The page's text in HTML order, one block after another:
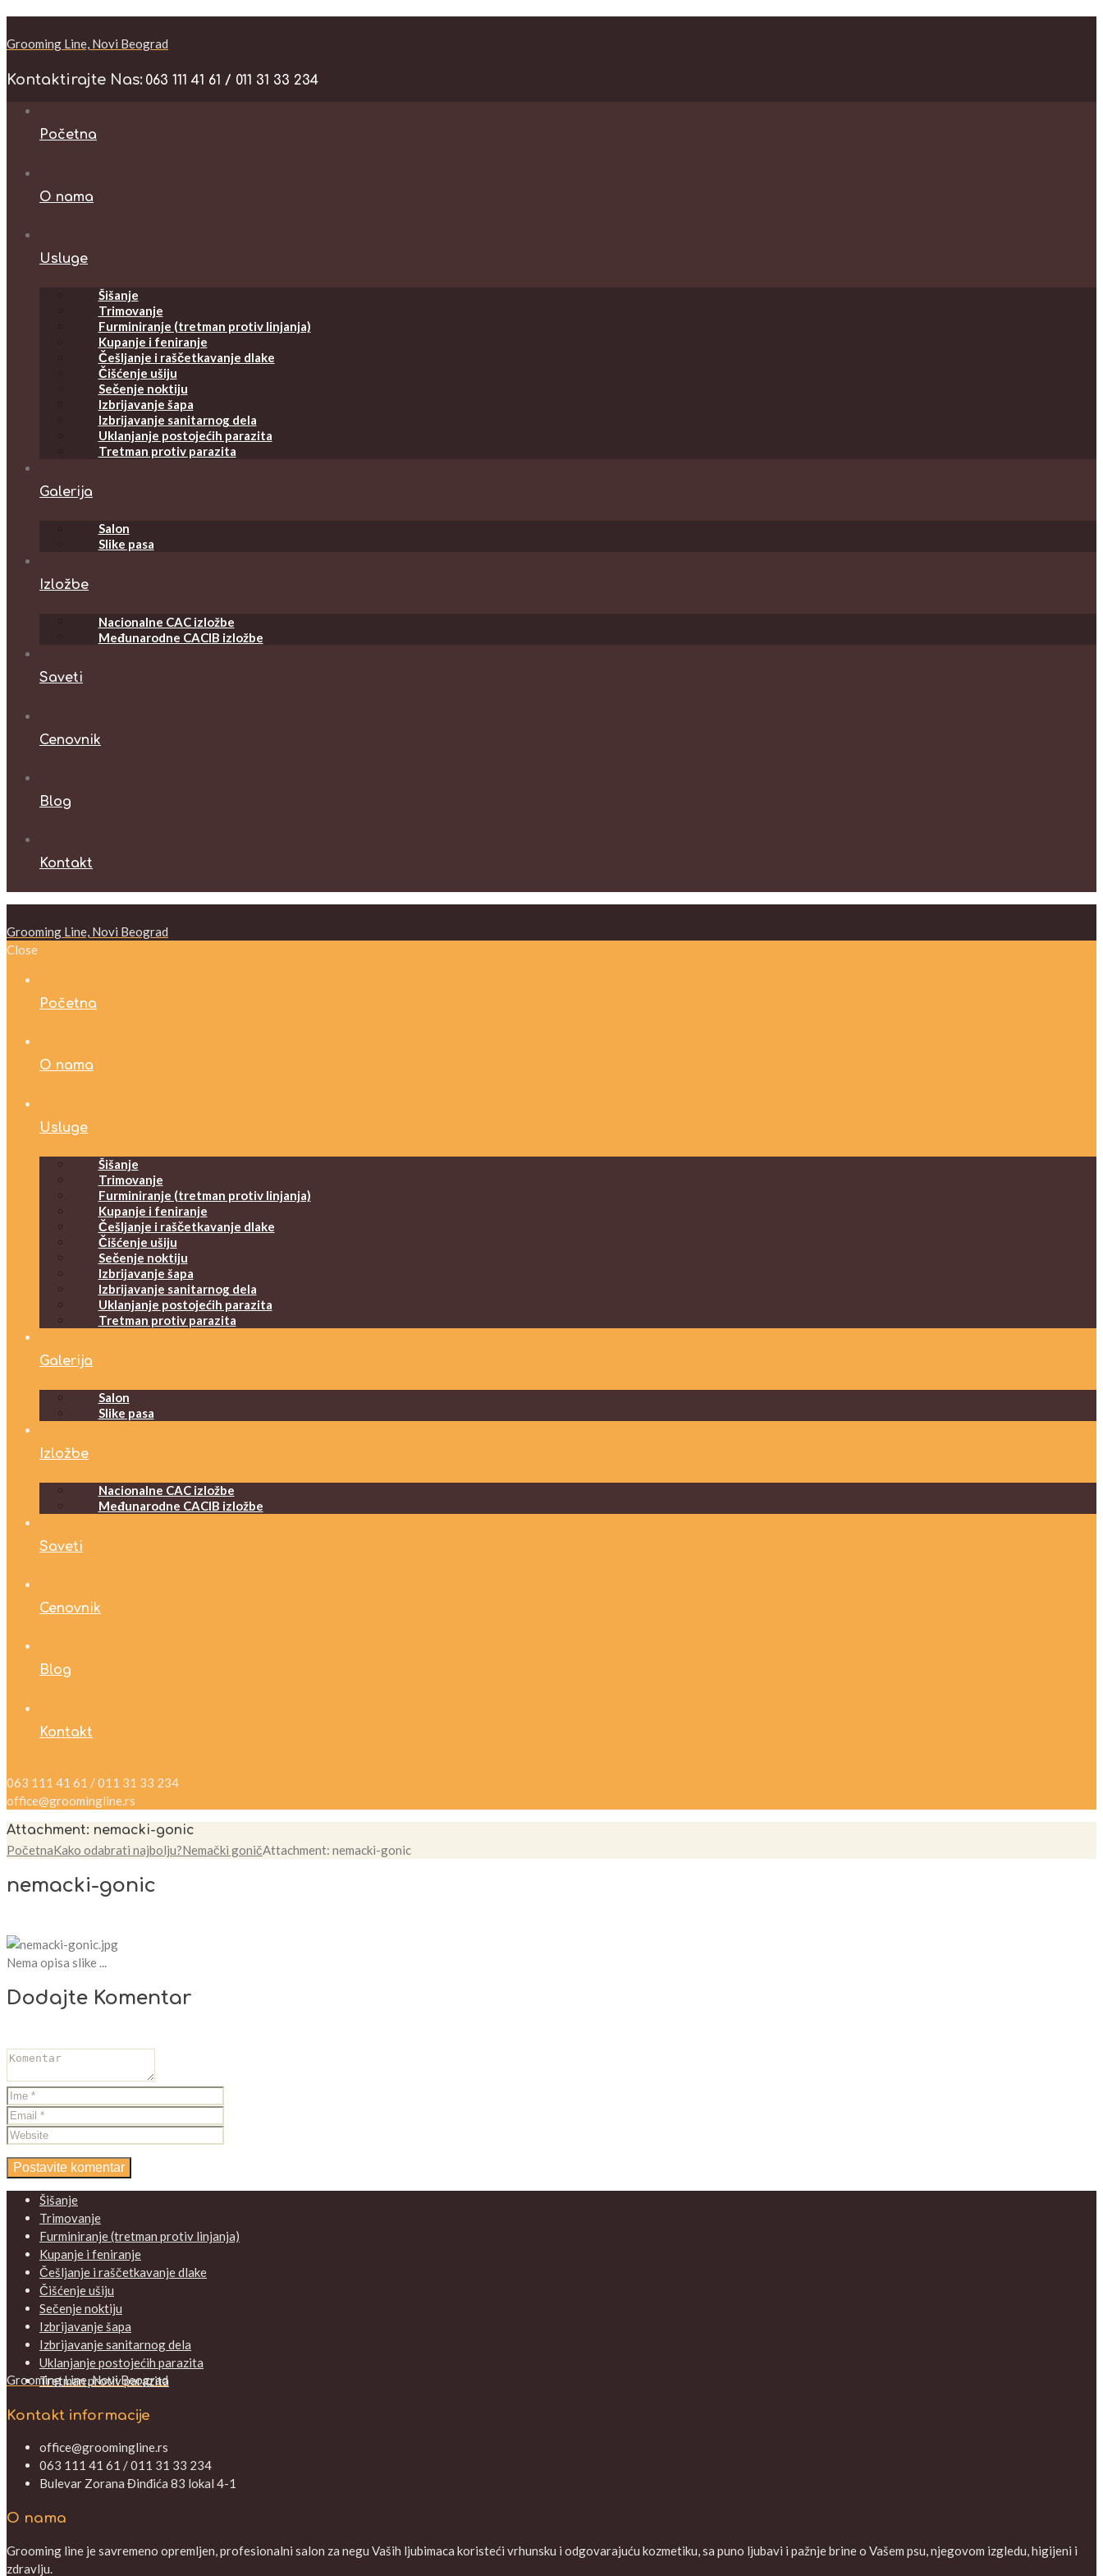
Grooming Line, Novi Beograd
Kontaktirajte Nas: 063 111 41 61 / 011 31 33 234
Početna
O nama
Usluge
Šišanje
Trimovanje
Furminiranje (tretman protiv linjanja)
Kupanje i feniranje
Češljanje i raščetkavanje dlake
Čišćenje ušiju
Sečenje noktiju
Izbrijavanje šapa
Izbrijavanje sanitarnog dela
Uklanjanje postojećih parazita
Tretman protiv parazita
Galerija
Salon
Slike pasa
Izložbe
Nacionalne CAC izložbe
Međunarodne CACIB izložbe
Saveti
Cenovnik
Blog
Kontakt
Grooming Line, Novi Beograd
Close
Početna
O nama
Usluge
Šišanje
Trimovanje
Furminiranje (tretman protiv linjanja)
Kupanje i feniranje
Češljanje i raščetkavanje dlake
Čišćenje ušiju
Sečenje noktiju
Izbrijavanje šapa
Izbrijavanje sanitarnog dela
Uklanjanje postojećih parazita
Tretman protiv parazita
Galerija
Salon
Slike pasa
Izložbe
Nacionalne CAC izložbe
Međunarodne CACIB izložbe
Saveti
Cenovnik
Blog
Kontakt
063 111 41 61 / 011 31 33 234
office@groomingline.rs
Attachment: nemacki-gonic
PočetnaKako odabrati najbolju?Nemački goničAttachment: nemacki-gonic
nemacki-gonic
Nema opisa slike ...
Dodajte Komentar
Šišanje
Trimovanje
Furminiranje (tretman protiv linjanja)
Kupanje i feniranje
Češljanje i raščetkavanje dlake
Čišćenje ušiju
Sečenje noktiju
Izbrijavanje šapa
Izbrijavanje sanitarnog dela
Uklanjanje postojećih parazita
Tretman protiv parazita
Grooming Line, Novi Beograd
Kontakt informacije
office@groomingline.rs
063 111 41 61 / 011 31 33 234
Bulevar Zorana Đinđića 83 lokal 4-1
O nama
Grooming line je savremeno opremljen, profesionalni salon za negu Vaših ljubimaca koristeći vrhunsku i odgovarajuću kozmetiku, sa puno ljubavi i pažnje brine o Vašem psu, njegovom izgledu, higijeni i
zdravlju.